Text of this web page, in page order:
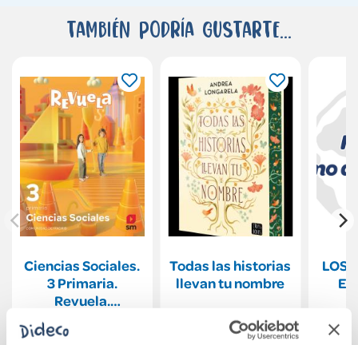
También podría gustarte...
Ciencias Sociales.
3 Primaria.
Revuela.
Comunidad de
Madrid
42,23€
Todas las historias
llevan tu nombre
20,95€
LOS